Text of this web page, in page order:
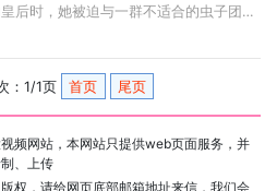
后时，她被迫与一群不适合的虫子团结
：1/1页 首页 尾页
频网站，本网站只提供web页面服务，并
、上传
权，请给网页底部邮箱地址来信，我们会